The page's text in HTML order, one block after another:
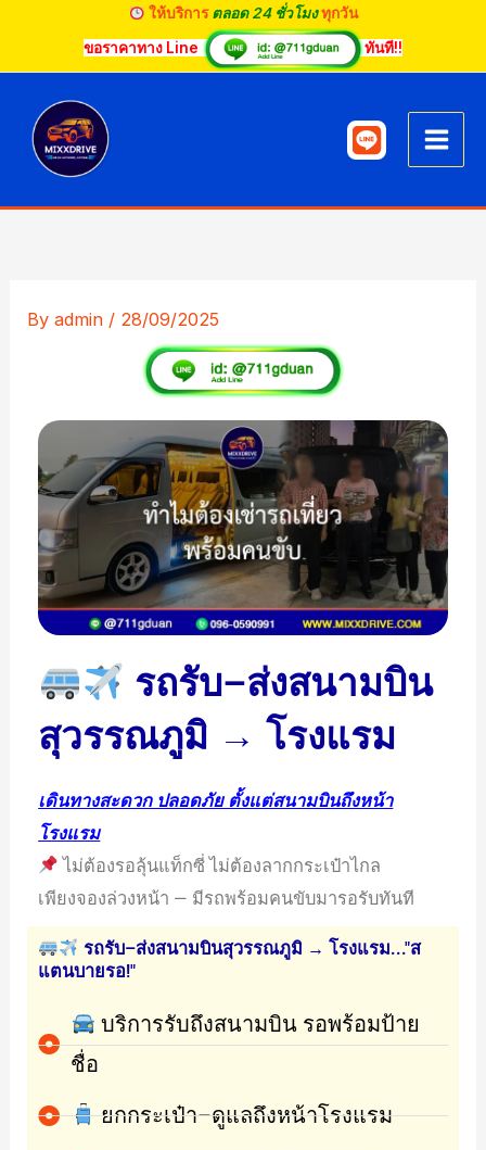
ให้บริการตลอด 24 ชั่วโมงทุกวัน
ขอราคาทาง Line ทันที!!
Byadmin / 28/09/2025
รถรับ–ส่งสนามบิน
สุวรรณภูมิ → โรงแรม
เดินทางสะดวก ปลอดภัย ตั้งแต่สนามบินถึงหน้า
โรงแรม
ไม่ต้องรอลุ้นแท็กซี่ ไม่ต้องลากกระเป๋าไกล
เพียงจองล่วงหน้า — มีรถพร้อมคนขับมารอรับทันที
รถรับ–ส่งสนามบินสุวรรณภูมิ → โรงแรม..."ส
แตนบายรอ!"
บริการรับถึงสนามบิน รอพร้อมป้าย
ชื่อ
ยกกระเป๋า–ดูแลถึงหน้าโรงแรม